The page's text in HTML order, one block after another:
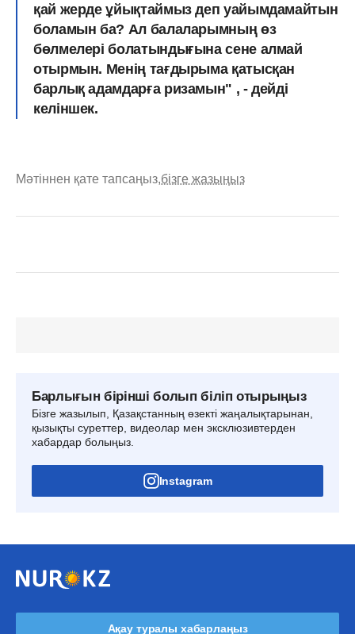
қай жерде ұйықтаймыз деп уайымдамайтын
боламын ба? Ал балаларымның өз
бөлмелері болатындығына сене алмай
отырмын. Менің тағдырыма қатысқан
барлық адамдарға ризамын" , - дейді
келіншек.
Мәтіннен қате тапсаңыз,бізге жазыңыз
Барлығын бірінші болып біліп отырыңыз
Бізге жазылып, Қазақстанның өзекті жаңалықтарынан,
қызықты суреттер, видеолар мен эксклюзивтерден
хабардар болыңыз.
Instagram
Ақау туралы хабарлаңыз